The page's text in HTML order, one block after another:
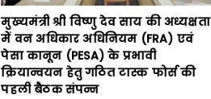
मुख्यमंत्री श्री विष्णु देव साय की अध्यक्षता
में वन अधिकार अधिनियम (FRA) एवं
पेसा कानून (PESA) के प्रभावी
क्रियान्वयन हेतु गठित टास्क फोर्स की
पहली बैठक संपन्न